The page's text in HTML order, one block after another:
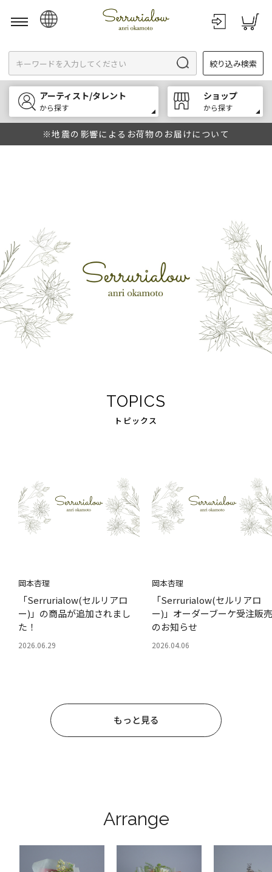
English
한국어
中文
絞り込み検索
アーティスト/タレント
から探す
ショップ
から探す
※地震の影響によるお荷物のお届けについて
TOPICS
トピックス
岡本杏理
「Serrurialow(セルリアロ
ー)」の商品が追加されまし
た！
2026.06.29
岡本杏理
「Serrurialow(セルリアロ
ー)」オーダーブーケ受注販売
のお知らせ
2026.04.06
もっと見る
Arrange